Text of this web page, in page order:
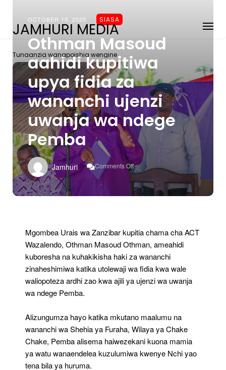
JAMHURI MEDIA
Tunaanzia wanapoishia wengine
OCTOBER 13, 2025 SIASA
Othman Masoud
aahidi kupitiwa
upya fidia za
wananchi ujenzi
uwanja wa ndege
Pemba
Jamhuri Comments Off
On
Othman
Masoud
Aahidi
Za
Wananchi
Ujenzi
Uwanja
Wa
Pemba
Mgombea Urais wa Zanzibar kupitia chama cha ACT
Wazalendo, Othman Masoud Othman, ameahidi
kuboresha na kuhakikisha haki za wananchi
zinaheshimiwa katika utolewaji wa fidia kwa wale
waliopoteza ardhi zao kwa ajili ya ujenzi wa uwanja
wa ndege Pemba.
Alizungumza hayo katika mkutano maalumu na
wananchi wa Shehia ya Furaha, Wilaya ya Chake
Chake, Pemba alisema haiwezekani kuona mamia
ya watu wanaendelea kuzulumiwa kwenye Nchi yao
tena bila ya huruma.